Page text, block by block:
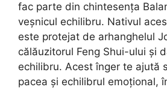
fac parte din chintesența
veșnicul echilibru. Nativul
este protejat de arhanghelul
călăuzitorul Feng Shui-ului și
echilibru. Acest înger te ajută
pacea și echilibrul emoțional,